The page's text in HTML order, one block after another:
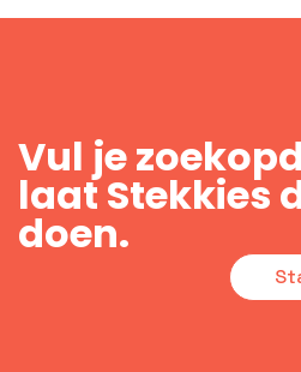
Vul je
laat Stekkies
doen.